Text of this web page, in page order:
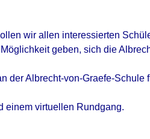
wir allen interessierten
geben, sich die
der Albrecht-von-Graefe-
einem virtuellen Rundgang.